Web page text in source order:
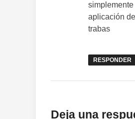
aplicación
trabas
RESPONDER
Deja una